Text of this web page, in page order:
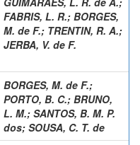
FABRIS, L. R.; BORGES,
M. de F.; TRENTIN, R. A.;
JERBA, V. de F.
BORGES, M. de F.;
PORTO, B. C.; BRUNO,
L. M.; SANTOS, B. M. P.
dos; SOUSA, C. T. de